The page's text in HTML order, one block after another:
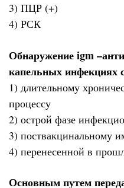
3) ПЦР (+)
4) РСК
Обнаружение igm
капельных инфекциях
1) длительному
процессу
2) острой фазе
3) поствакцинальному
4) перенесенной в
Основным путем